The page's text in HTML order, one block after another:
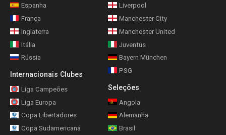
Espanha
França
Inglaterra
Itália
Rússia
Internacionais Clubes
Liga Campeões
Liga Europa
Copa Libertadores
Copa Sudamericana
Liverpool
Manchester City
Manchester United
Juventus
Bayern München
PSG
Seleções
Angola
Alemanha
Brasil